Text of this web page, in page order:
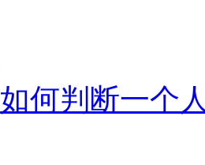
如何判断一个